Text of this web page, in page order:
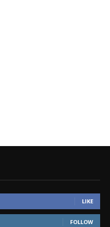
LIKE
FOLLOW